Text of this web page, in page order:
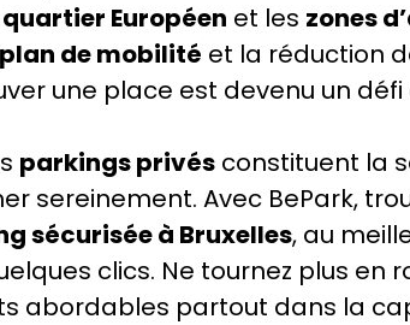
quartier Européen et les zones
plan de mobilité et la réduction
une place est devenu un défi
parkings privés constituent la
sereinement. Avec BePark,
sécurisée à Bruxelles, au
clics. Ne tournez plus en
abordables partout dans la